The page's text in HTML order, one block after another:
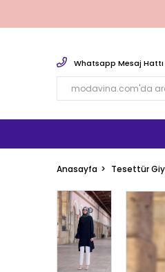
Whatsapp Mesaj Hattı
Anasayfa Tesettür